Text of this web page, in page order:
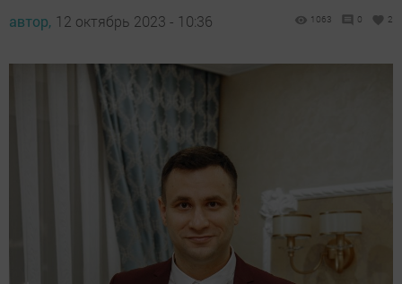
автор, 12 октябрь 2023 - 10:36 1063 0 2